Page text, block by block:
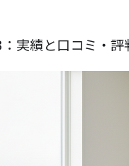
実績と口コミ・評